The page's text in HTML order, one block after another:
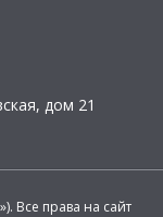
дом 21
Все права на сайт